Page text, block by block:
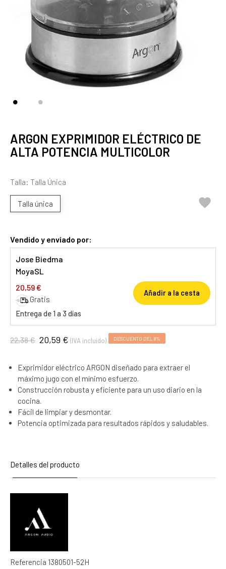
ARGON EXPRIMIDOR ELÉCTRICO DE
ALTA POTENCIA MULTICOLOR
Talla: Talla Única
Talla única 
Vendido y enviado por:
Jose Biedma
MoyaSL
20,59 €
Gratis
Entrega de 1 a 3 días
Añadir a la cesta
22,38 € 20,59 € (IVA incluido) DESCUENTO DEL 8%
Exprimidor eléctrico ARGON diseñado para extraer el
máximo jugo con el mínimo esfuerzo.
Construcción robusta y eficiente para un uso diario en la
cocina.
Fácil de limpiar y desmontar.
Potencia optimizada para resultados rápidos y saludables.
Detalles del producto
Referencia 1380501-52H